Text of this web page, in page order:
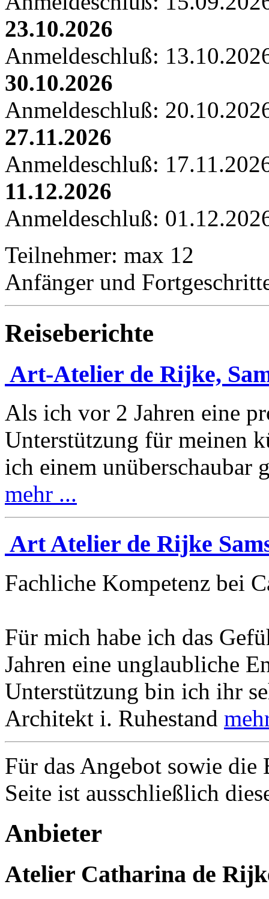
23.10.2026
Anmeldeschluß:
30.10.2026
Anmeldeschluß:
27.11.2026
Anmeldeschluß:
11.12.2026
Anmeldeschluß:
Teilnehmer: max 12
Anfänger und
Reiseberichte
Art-Atelier de Rijke,
Als ich vor 2 Jahren eine
Unterstützung für meinen
ich einem unüberschaubar
mehr ...
Art Atelier de Rijke
Fachliche Kompetenz bei
Für mich habe ich das
Jahren eine unglaubliche
Unterstützung bin ich ihr
Architekt i. Ruhestand
Für das Angebot sowie
Seite ist ausschließlich
Anbieter
Atelier Catharina de